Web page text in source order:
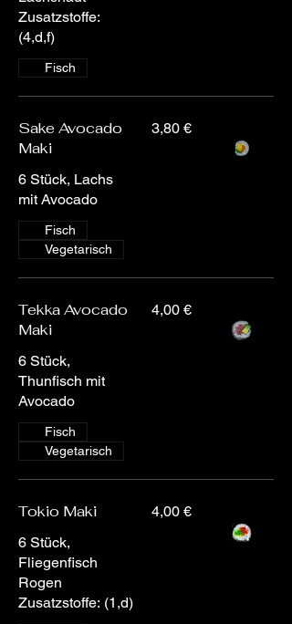
Zusatzstoffe:
(4,d,f)
Fisch
Sake Avocado
Maki
6 Stück, Lachs
mit Avocado
3,80 €
Fisch
Vegetarisch
Tekka Avocado
Maki
6 Stück,
Thunfisch mit
Avocado
4,00 €
Fisch
Vegetarisch
Tokio Maki
6 Stück,
Fliegenfisch
Rogen
Zusatzstoffe: (1,d)
4,00 €